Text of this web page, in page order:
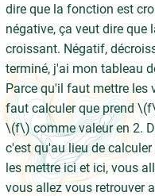
dire que la fonction est
négative, ça veut dire
croissant. Négatif,
terminé, j'ai mon tableau
Parce qu'il faut mettre les
faut calculer que prend
\(f\) comme valeur en 2.
c'est qu'au lieu de
les mettre ici et ici, vous
vous allez vous retrouver